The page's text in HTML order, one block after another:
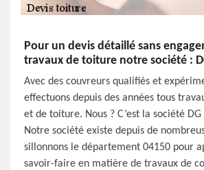
Pour un devis détaillé sans
travaux de toiture notre société :
Avec des couvreurs qualifiés et
effectuons depuis des années tous
et de toiture. Nous ? C’est la société
Notre société existe depuis de
sillonnons le département 04150 pour
savoir-faire en matière de travaux de